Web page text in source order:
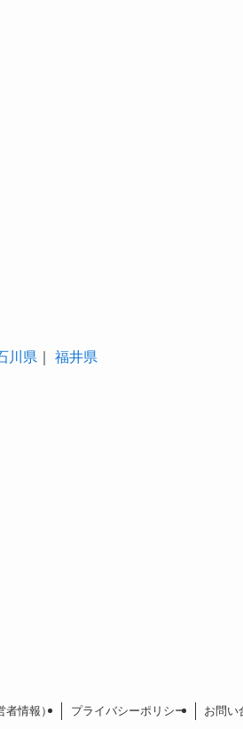
川県 福井県
者情報） プライバシーポリシー お問い